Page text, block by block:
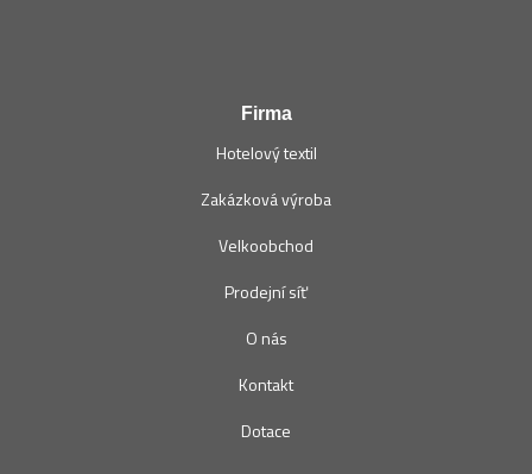
Firma
Hotelový textil
Zakázková výroba
Velkoobchod
Prodejní síť
O nás
Kontakt
Dotace